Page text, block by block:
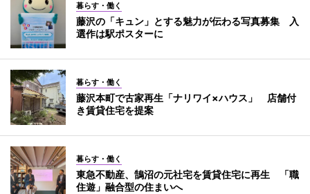
暮らす・働く
藤沢の「キュン」とする魅力が伝わる写真募集 入
選作は駅ポスターに
暮らす・働く
藤沢本町で古家再生「ナリワイ×ハウス」 店舗付
き賃貸住宅を提案
暮らす・働く
東急不動産、鵠沼の元社宅を賃貸住宅に再生 「職
住遊」融合型の住まいへ